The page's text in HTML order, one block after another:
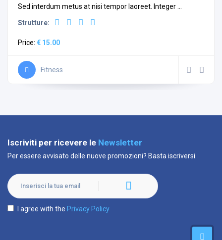
Sed interdum metus at nisi tempor laoreet. Integer ...
Strutture:
Price: € 15.00
Fitness
Iscriviti per ricevere le Newsletter
Per essere avvisato delle nuove promozioni? Basta iscriversi.
I agree with the Privacy Policy